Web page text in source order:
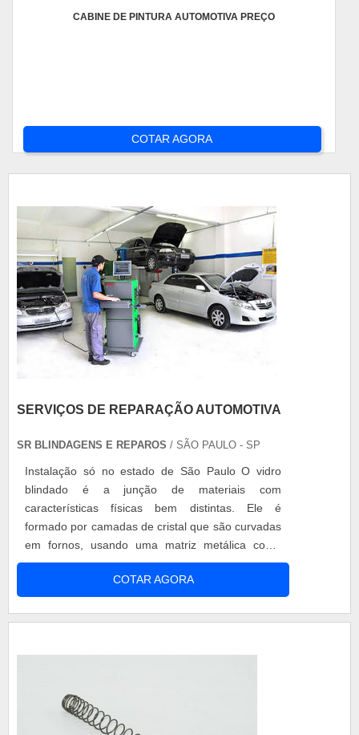
CABINE DE PINTURA AUTOMOTIVA PREÇO
COTAR AGORA
SERVIÇOS DE REPARAÇÃO AUTOMOTIVA
SR BLINDAGENS E REPAROS / SÃO PAULO - SP
Instalação só no estado de São Paulo O vidro
blindado é a junção de materiais com
características físicas bem distintas. Ele é
formado por camadas de cristal que são curvadas
em fornos, usando uma matriz metálica como
forma, para que atinja a curvatura original do
veículo. Em seguida, essas camadas de cristal
são unidas a polímeros numa máquina chamada
COTAR AGORA